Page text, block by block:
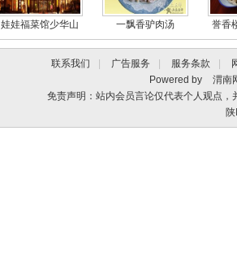
娃娃福菜馆少华山
石门山庄店
一飘香驴肉汤 誉香
联系我们 广告服务 服务条款
Powered by
渭南
免责声明：站内会员言论仅代表个人观点